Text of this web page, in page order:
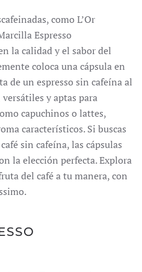
como L’Or
Espresso
la calidad y el sabor del
coloca una cápsula en
de un espresso sin cafeína al
versátiles y aptas para
capuchinos o lattes,
característicos.Si buscas
sin cafeína, las cápsulas
la elección perfecta.Explora
del café a tu manera, con